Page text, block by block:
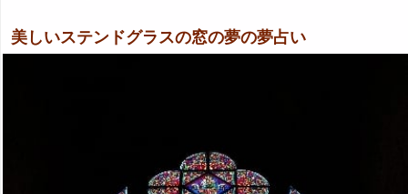
美しいステンドグラスの窓の夢の夢占い